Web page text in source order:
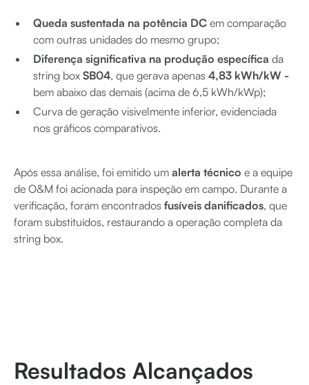
Queda sustentada na potência DC em comparação
com outras unidades do mesmo grupo;
Diferença significativa na produção específica da
string box SB04, que gerava apenas 4,83 kWh/kW -
bem abaixo das demais (acima de 6,5 kWh/kWp);
Curva de geração visivelmente inferior, evidenciada
nos gráficos comparativos.
Após essa análise, foi emitido um alerta técnico e a equipe
de O&M foi acionada para inspeção em campo. Durante a
verificação, foram encontrados fusíveis danificados, que
foram substituídos, restaurando a operação completa da
string box.
Resultados Alcançados